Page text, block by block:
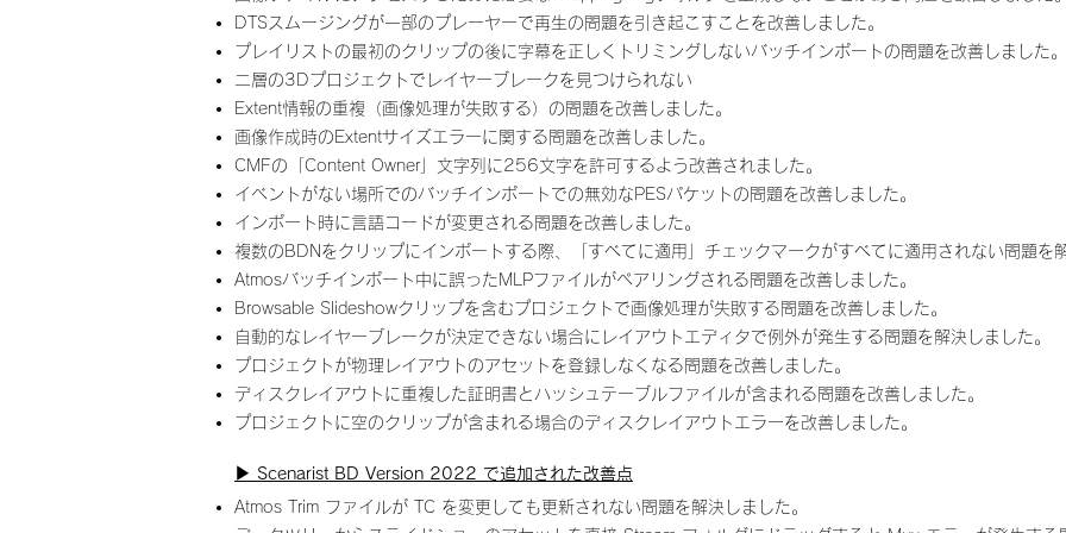
DTSスムージングが一部のプレーヤーで再生の問題を引き起こすことを改善しました。
プレイリストの最初のクリップの後に字幕を正しくトリミングしないバッチインポートの問題を改善しました。
二層の3Dプロジェクトでレイヤーブレークを見つけられない
Extent情報の重複（画像処理が失敗する）の問題を改善しました。
画像作成時のExtentサイズエラーに関する問題を改善しました。
CMFの「Content Owner」文字列に256文字を許可するよう改善されました。
イベントがない場所でのバッチインポートでの無効なPESパケットの問題を改善しました。
インポート時に言語コードが変更される問題を改善しました。
複数のBDNをクリップにインポートする際、「すべてに適用」チェックマークがすべてに適用されない問題を
Atmosバッチインポート中に誤ったMLPファイルがペアリングされる問題を改善しました。
Browsable Slideshowクリップを含むプロジェクトで画像処理が失敗する問題を改善しました。
自動的なレイヤーブレークが決定できない場合にレイアウトエディタで例外が発生する問題を解決しました。
プロジェクトが物理レイアウトのアセットを登録しなくなる問題を改善しました。
ディスクレイアウトに重複した証明書とハッシュテーブルファイルが含まれる問題を改善しました。
プロジェクトに空のクリップが含まれる場合のディスクレイアウトエラーを改善しました。
▶︎ Scenarist BD Version 2022 で追加された改善点
Atmos Trim ファイルが TC を変更しても更新されない問題を解決しました。